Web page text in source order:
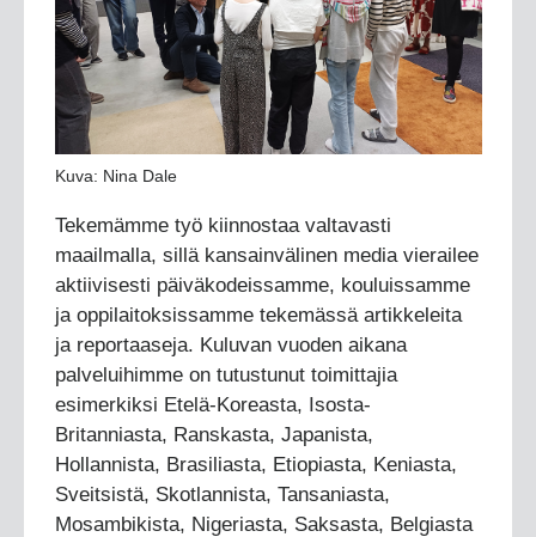
Kuva: Nina Dale
Tekemämme työ kiinnostaa valtavasti
maailmalla, sillä kansainvälinen media vierailee
aktiivisesti päiväkodeissamme, kouluissamme
ja oppilaitoksissamme tekemässä artikkeleita
ja reportaaseja. Kuluvan vuoden aikana
palveluihimme on tutustunut toimittajia
esimerkiksi Etelä-Koreasta, Isosta-
Britanniasta, Ranskasta, Japanista,
Hollannista, Brasiliasta, Etiopiasta, Keniasta,
Sveitsistä, Skotlannista, Tansaniasta,
Mosambikista, Nigeriasta, Saksasta, Belgiasta